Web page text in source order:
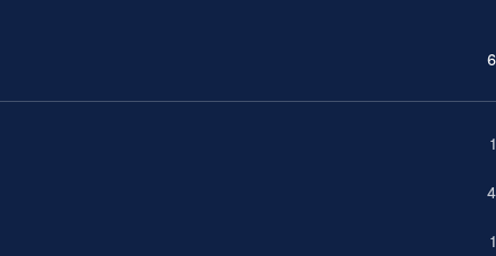
6
1
4
1